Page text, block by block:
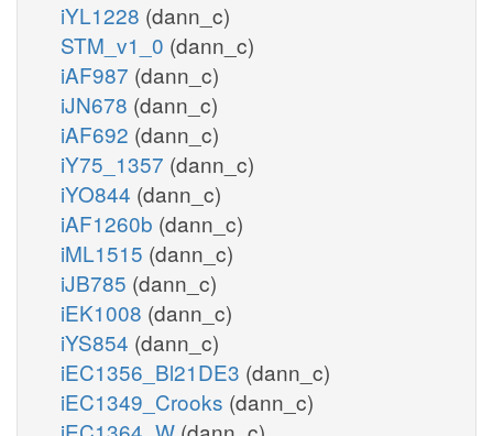
iYL1228 (dann_c)
STM_v1_0 (dann_c)
iAF987 (dann_c)
iJN678 (dann_c)
iAF692 (dann_c)
iY75_1357 (dann_c)
iYO844 (dann_c)
iAF1260b (dann_c)
iML1515 (dann_c)
iJB785 (dann_c)
iEK1008 (dann_c)
iYS854 (dann_c)
iEC1356_Bl21DE3 (dann_c)
iEC1349_Crooks (dann_c)